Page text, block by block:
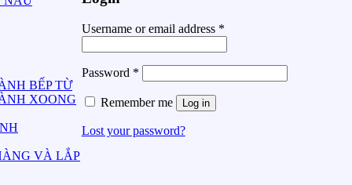
BẾP TỪ
XOONG
VÀ LẮP
Username or email address *
Password *
Remember me Log in
Lost your password?